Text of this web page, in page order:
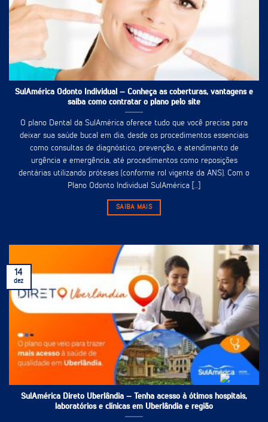
SulAmérica Odonto Individual – Conheça as coberturas, vantagens e
saiba como contratar o plano pelo site
O plano Dental da SulAmérica oferece tudo que você precisa para
deixar sua saúde bucal em dia, desde os procedimentos essenciais
como consultas de diagnóstico, prevenção, e atendimento de
urgência e emergência, até procedimentos como reposições
dentárias utilizando próteses (conforme rol vigente da ANS). Com o
Plano Odonto Individual SulAmérica [...]
SAIBA MAIS
SulAmérica Direto Uberlândia – Tenha acesso à ótimos hospitais,
laboratórios e clínicas em Uberlândia e região
14
dez